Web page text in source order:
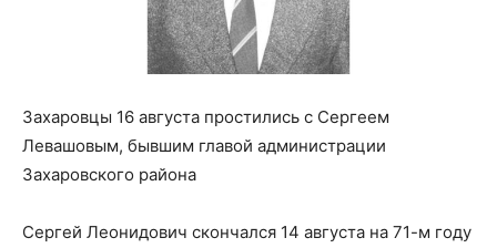
Захаровцы 16 августа простились с Сергеем
Левашовым, бывшим главой администрации
Захаровского района
Сергей Леонидович скончался 14 августа на 71-м году